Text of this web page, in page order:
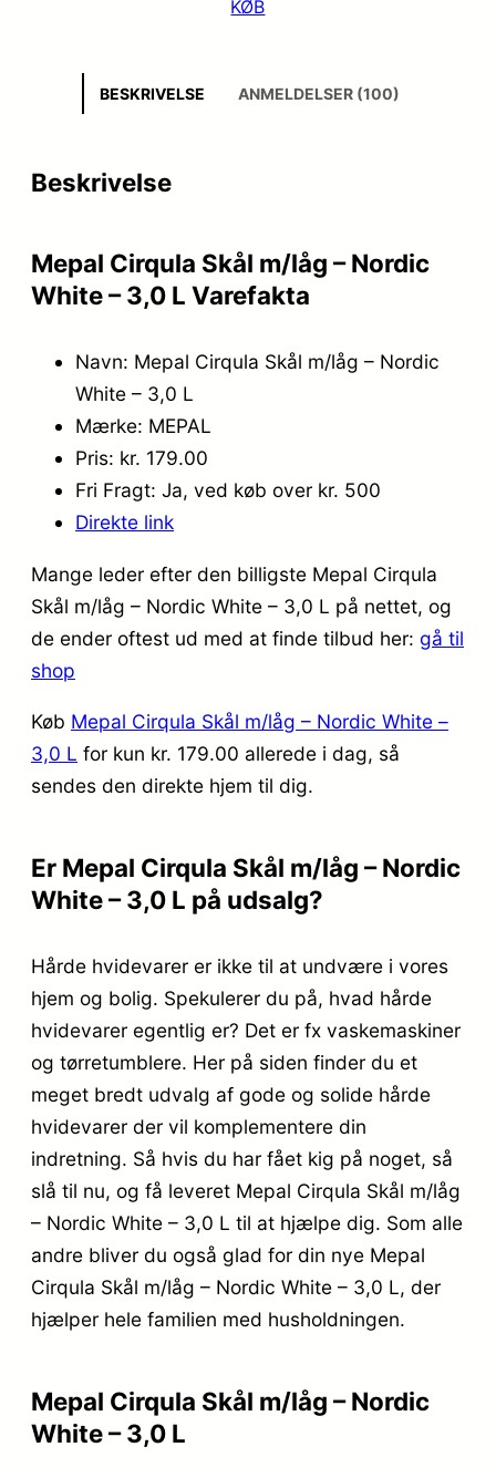
KØB
BESKRIVELSE ANMELDELSER (100)
Beskrivelse
Mepal Cirqula Skål m/låg – Nordic
White – 3,0 L Varefakta
Navn: Mepal Cirqula Skål m/låg – Nordic
White – 3,0 L
Mærke: MEPAL
Pris: kr. 179.00
Fri Fragt: Ja, ved køb over kr. 500
Direkte link
Mange leder efter den billigste Mepal Cirqula
Skål m/låg – Nordic White – 3,0 L på nettet, og
de ender oftest ud med at finde tilbud her: gå til
shop
Køb Mepal Cirqula Skål m/låg – Nordic White –
3,0 L for kun kr. 179.00 allerede i dag, så
sendes den direkte hjem til dig.
Er Mepal Cirqula Skål m/låg – Nordic
White – 3,0 L på udsalg?
Hårde hvidevarer er ikke til at undvære i vores
hjem og bolig. Spekulerer du på, hvad hårde
hvidevarer egentlig er? Det er fx vaskemaskiner
og tørretumblere. Her på siden finder du et
meget bredt udvalg af gode og solide hårde
hvidevarer der vil komplementere din
indretning. Så hvis du har fået kig på noget, så
slå til nu, og få leveret Mepal Cirqula Skål m/låg
– Nordic White – 3,0 L til at hjælpe dig. Som alle
andre bliver du også glad for din nye Mepal
Cirqula Skål m/låg – Nordic White – 3,0 L, der
hjælper hele familien med husholdningen.
Mepal Cirqula Skål m/låg – Nordic
White – 3,0 L